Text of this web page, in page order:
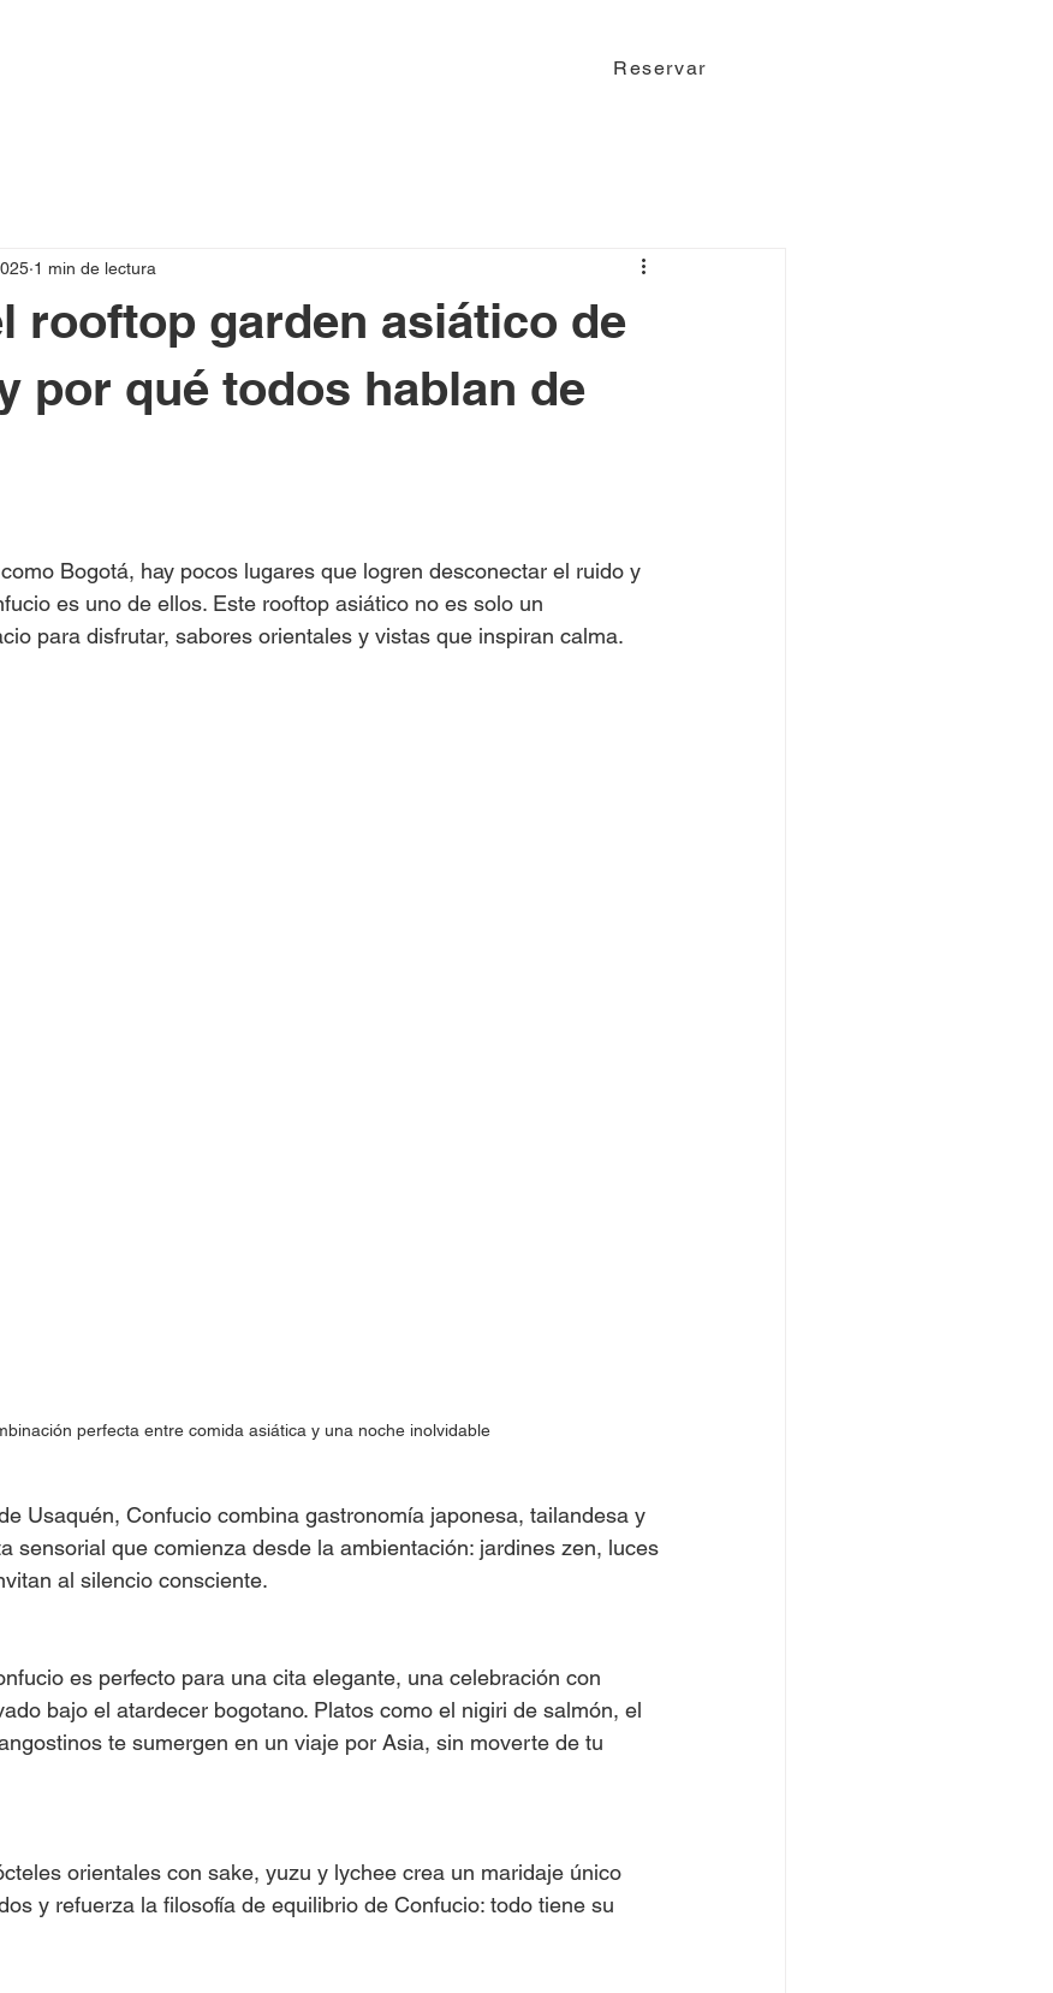
Reservar
rooftop garden asiático de
por qué todos hablan de
1 min de lectura
Bogotá, hay pocos lugares que logren desconectar el ruido y
es uno de ellos. Este rooftop asiático no es solo un
para disfrutar, sabores orientales y vistas que inspiran calma.
perfecta entre comida asiática y una noche inolvidable
Usaquén, Confucio combina gastronomía japonesa, tailandesa y
sensorial que comienza desde la ambientación: jardines zen, luces
al silencio consciente.
es perfecto para una cita elegante, una celebración con
bajo el atardecer bogotano. Platos como el nigiri de salmón, el
te sumergen en un viaje por Asia, sin moverte de tu
orientales con sake, yuzu y lychee crea un maridaje único
y refuerza la filosofía de equilibrio de Confucio: todo tiene su